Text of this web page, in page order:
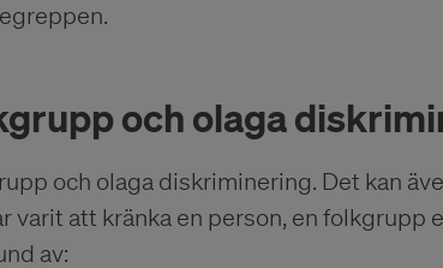
och olaga
och olaga diskriminering. Det kan
att kränka en person, en folkgrupp
av: